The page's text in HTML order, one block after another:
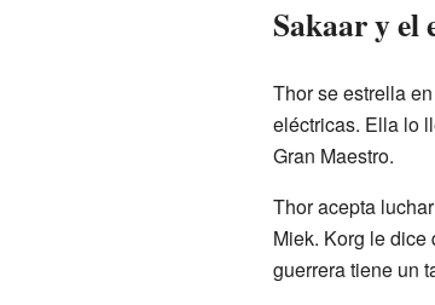
Sakaar y el
Thor se estrella
eléctricas. Ella lo
Gran Maestro.
Thor acepta
Miek. Korg le dice
guerrera tiene un